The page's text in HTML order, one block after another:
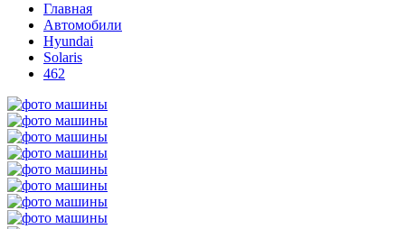
Главная
Автомобили
Hyundai
Solaris
462